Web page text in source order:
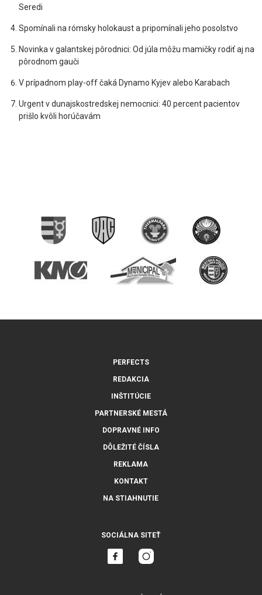
Seredi
Spomínali na rómsky holokaust a pripomínali jeho posolstvo
Novinka v galantskej pôrodnici: Od júla môžu mamičky rodiť aj na
pôrodnom gauči
V prípadnom play-off čaká Dynamo Kyjev alebo Karabach
Urgent v dunajskostredskej nemocnici: 40 percent pacientov
prišlo kvôli horúčavám
PERFECTS
REDAKCIA
INŠTITÚCIE
PARTNERSKÉ MESTÁ
DOPRAVNÉ INFO
DÔLEŽITÉ ČÍSLA
REKLAMA
KONTAKT
NA STIAHNUTIE
SOCIÁLNA SITEŤ